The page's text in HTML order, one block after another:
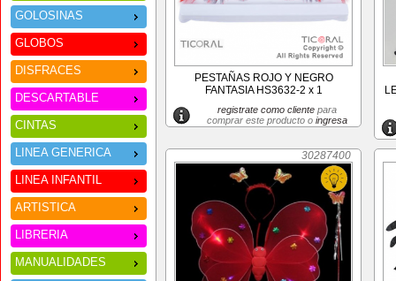
GOLOSINAS
GLOBOS
DISFRACES
DESCARTABLE
CINTAS
LINEA GENERICA
LINEA INFANTIL
ARTISTICA
LIBRERIA
MANUALIDADES
PESTAÑAS ROJO Y NEGRO
FANTASIA HS3632-2 x 1
registrate como clientepara
comprar este producto o ingresa
30287400